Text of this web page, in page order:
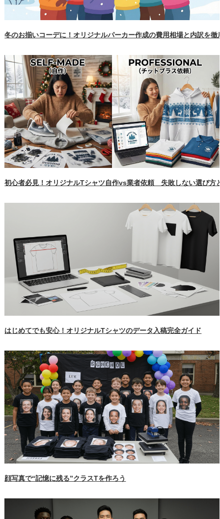
冬のお揃いコーデに！オリジナルパーカー作成の費用相場と内訳を徹
初心者必見！オリジナルTシャツ自作vs業者依頼 失敗しない選び方
はじめてでも安心！オリジナルTシャツのデータ入稿完全ガイド
顔写真で“記憶に残る”クラスTを作ろう